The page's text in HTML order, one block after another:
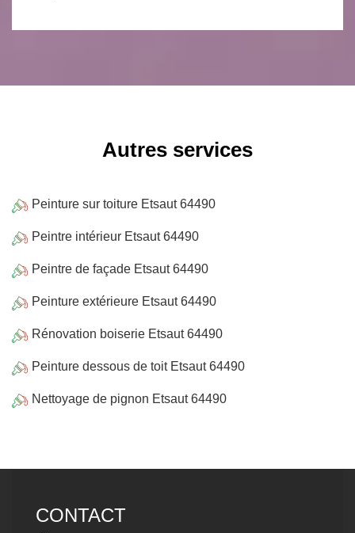
Autres services
Peinture sur toiture Etsaut 64490
Peintre intérieur Etsaut 64490
Peintre de façade Etsaut 64490
Peinture extérieure Etsaut 64490
Rénovation boiserie Etsaut 64490
Peinture dessous de toit Etsaut 64490
Nettoyage de pignon Etsaut 64490
CONTACT